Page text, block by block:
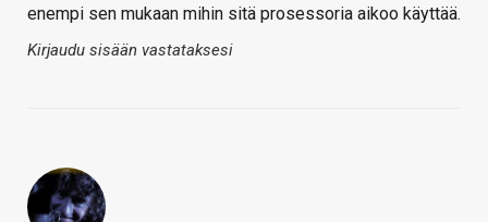
enempi sen mukaan mihin sitä prosessoria aikoo käyttää.
Kirjaudu sisään vastataksesi